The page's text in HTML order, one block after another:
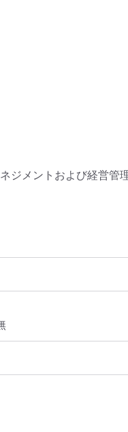
ジメントおよび経営管